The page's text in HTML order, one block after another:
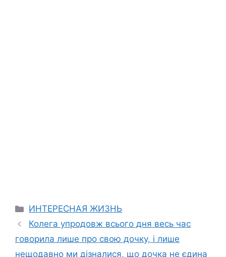
Categories
ИНТЕРЕСНАЯ ЖИЗНЬ
Колега упродовж всього дня весь час
говорила лише про свою дочку, і лише
нещодавно ми дізналися, що дочка не єдина